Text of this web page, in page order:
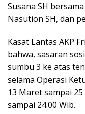
Susana SH
Nasution SH, dan
Kasat Lantas AKP
bahwa, sasaran
sumbu 3 ke atas
selama Operasi
13 Maret sampai
sampai 24.00 Wib.